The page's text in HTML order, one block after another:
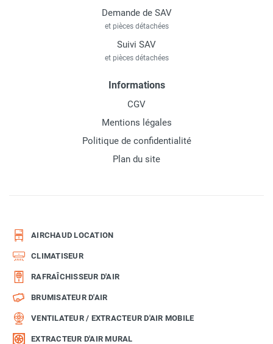
Demande de SAV
et pièces détachées
Suivi SAV
et pièces détachées
Informations
CGV
Mentions légales
Politique de confidentialité
Plan du site
AIRCHAUD LOCATION
CLIMATISEUR
RAFRAÎCHISSEUR D'AIR
BRUMISATEUR D'AIR
VENTILATEUR / EXTRACTEUR D'AIR MOBILE
EXTRACTEUR D'AIR MURAL